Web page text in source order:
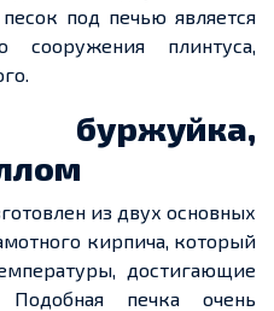
под печью является
сооружения плинтуса,
буржуйка,
из двух основных
кирпича, который
достигающие
печка очень